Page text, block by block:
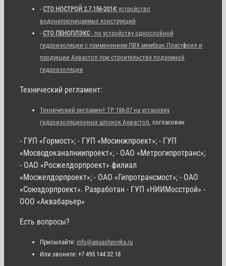
- СТО НОСТРОЙ 2.7.156-2014: устройство
водонепроницаемых конструкций
- СТО ПЕНОПЛЭКС- по устройству однослойной
гидроизоляции с применением ПВХ мембран Пластфоил и
продукции Аквастоп при строительстве подземной
гидроизоляции
Технический регламент:
Технический регламент ТР 186-07 на установку
гидроизоляционных шпонок Аквастоп, согласован
- ГУП «Гормост»; - ГУП «Мосинжпроект»; - ГУП
«Мосводоканалниипроект»; - ОАО «Метрогипротранс»;
- ОАО «Росжелдорпроект» филиал
«Мосжелдорпроект»; - ОАО «Гипротрансмост»; - ОАО
«Союздорпроект». Разработан - ГУП «НИИМосстрой» -
ООО «Аквабарьер»
Есть вопросы?
Присылайте: info@aquashponka.ru
Или звоните: +7 495 144 32 18